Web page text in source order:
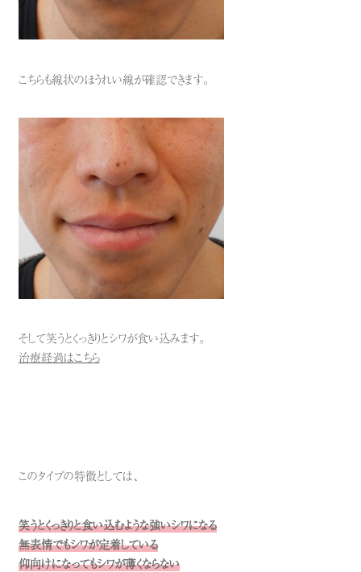
こちらも線状のほうれい線が確認できます。
そして笑うとくっきりとシワが食い込みます。
治療経過はこちら
このタイプの特徴としては、
笑うとくっきりと食い込むような強いシワになる
無表情でもシワが定着している
仰向けになってもシワが薄くならない